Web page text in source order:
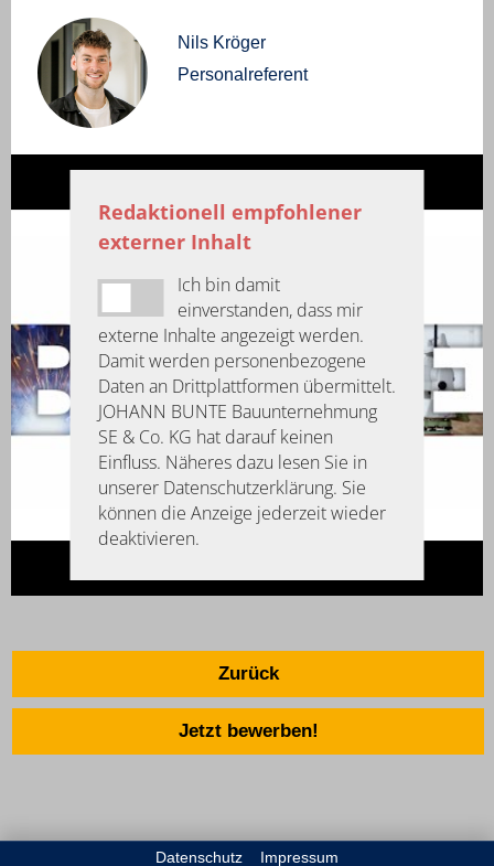
Zurück
Jetzt bewerben!
Nils Kröger
Personalreferent
Redaktionell empfohlener
externer Inhalt
Ich bin damit
einverstanden, dass mir
externe Inhalte angezeigt werden.
Damit werden personenbezogene
Daten an Drittplattformen übermittelt.
JOHANN BUNTE Bauunternehmung
SE & Co. KG hat darauf keinen
Einfluss. Näheres dazu lesen Sie in
unserer Datenschutzerklärung. Sie
können die Anzeige jederzeit wieder
deaktivieren.
Datenschutz Impressum